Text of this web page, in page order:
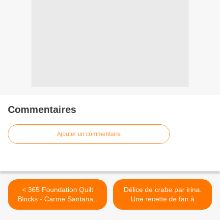
Commentaires
Ajouter un commentaire
< 365 Foundation Quilt
Blocks - Carme Santana -
Picasa Web Albums
Délice de crabe par irina.
Une recette de fan à
retrouver dans la catégorie